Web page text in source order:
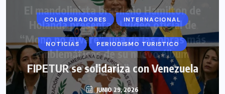
COLABORADORES INTERNACIONAL
NOTICIAS PERIODISMO TURISTICO
FIPETUR se solidariza con Venezuela
JUNIO 29, 2026